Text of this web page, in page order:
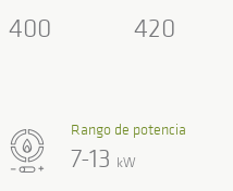
400 420
Rango de potencia
7-13 kW